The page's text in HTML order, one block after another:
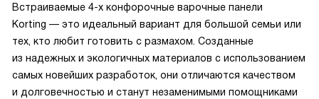
Встраиваемые 4-х конфорочные варочные панели
Korting — это идеальный вариант для большой семьи или
тех, кто любит готовить с размахом. Созданные
из надежных и экологичных материалов с использованием
самых новейших разработок, они отличаются качеством
и долговечностью и станут незаменимыми помощниками